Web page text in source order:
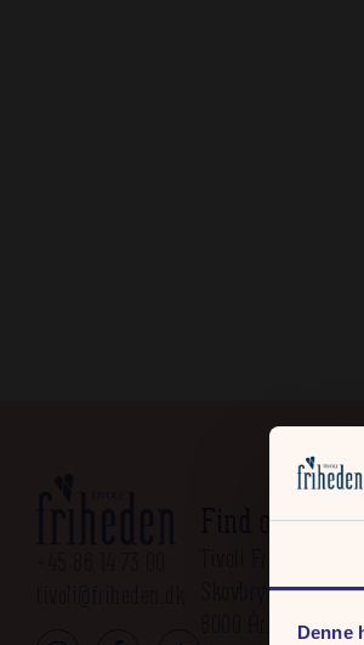
Denne
Find os
Skovbrynet 5
8000 Århus C